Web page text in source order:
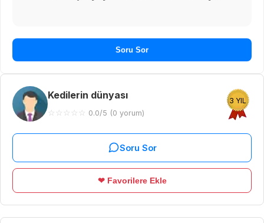
Soru Sor
Kedilerin dünyası
☆ ☆ ☆ ☆ ☆ 0.0/5 (0 yorum)
3 YIL
Soru Sor
❤ Favorilere Ekle